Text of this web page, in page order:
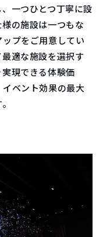
一つひとつ丁寧に設
の施設は一つもな
プをご用意してい
適な施設を選択す
現できる体験価
ベント効果の最大